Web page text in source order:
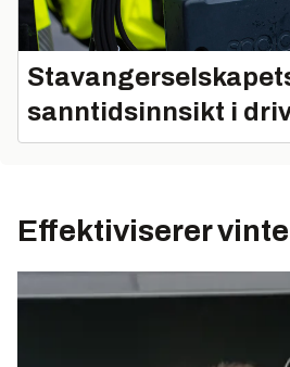
sanntidsinnsikt i
Effektiviserer